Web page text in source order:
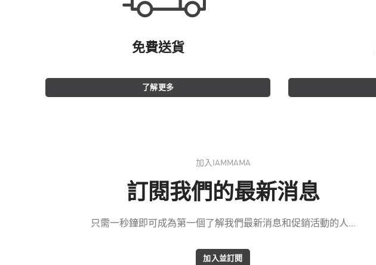
免費送貨
了解更多
加入IAMMAMA
訂閱我們的最新消息
只需一秒鐘即可成為第一個了解我們最新消息和促銷活動的人...
加入並訂閱